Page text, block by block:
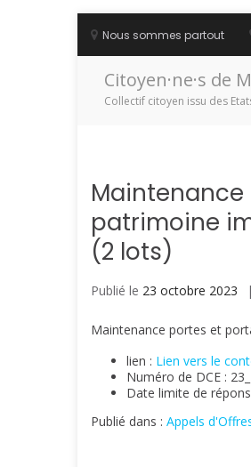
contenu
Nous sommes partout
Citoyen·ne·s de
Collectif citoyen issu des
patrimoine
(2 lots)
Publié le 23 octobre 2023
Maintenance portes et
lien : Lien vers le
Numéro de DCE :
Date limite de
Publié dans : Appels